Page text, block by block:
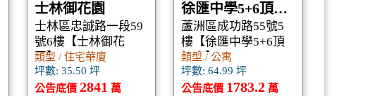
士林御花園
士林區忠誠路一段59
號6樓【士林御花
園】
類型 / 住宅華廈
坪數: 35.50 坪
公告底價 2841 萬
徐匯中學5+6頂加宅
蘆洲區成功路55號5
樓【徐匯中學5+6頂
加宅】
類型 / 公寓
坪數: 64.99 坪
公告底價 1783.2 萬